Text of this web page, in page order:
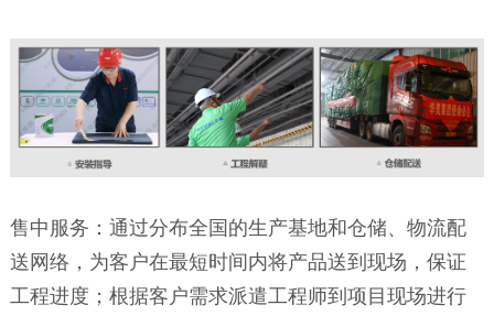
售中服务：通过分布全国的生产基地和仓储、物流配
送网络，为客户在最短时间内将产品送到现场，保证
工程进度；根据客户需求派遣工程师到项目现场进行